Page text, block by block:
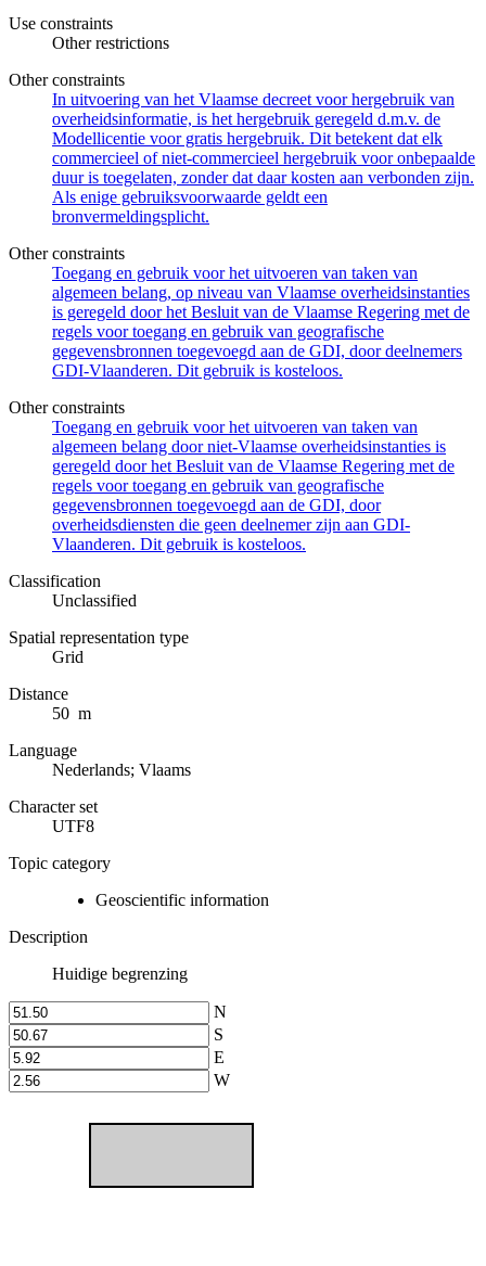
Use constraints
Other restrictions
Other constraints
In uitvoering van het Vlaamse decreet voor hergebruik van
overheidsinformatie, is het hergebruik geregeld d.m.v. de
Modellicentie voor gratis hergebruik. Dit betekent dat elk
commercieel of niet-commercieel hergebruik voor onbepaalde
duur is toegelaten, zonder dat daar kosten aan verbonden zijn.
Als enige gebruiksvoorwaarde geldt een
bronvermeldingsplicht.
Other constraints
Toegang en gebruik voor het uitvoeren van taken van
algemeen belang, op niveau van Vlaamse overheidsinstanties
is geregeld door het Besluit van de Vlaamse Regering met de
regels voor toegang en gebruik van geografische
gegevensbronnen toegevoegd aan de GDI, door deelnemers
GDI-Vlaanderen. Dit gebruik is kosteloos.
Other constraints
Toegang en gebruik voor het uitvoeren van taken van
algemeen belang door niet-Vlaamse overheidsinstanties is
geregeld door het Besluit van de Vlaamse Regering met de
regels voor toegang en gebruik van geografische
gegevensbronnen toegevoegd aan de GDI, door
overheidsdiensten die geen deelnemer zijn aan GDI-
Vlaanderen. Dit gebruik is kosteloos.
Classification
Unclassified
Spatial representation type
Grid
Distance
50 m
Language
Nederlands; Vlaams
Character set
UTF8
Topic category
Geoscientific information
Description
Huidige begrenzing
N
S
E
W